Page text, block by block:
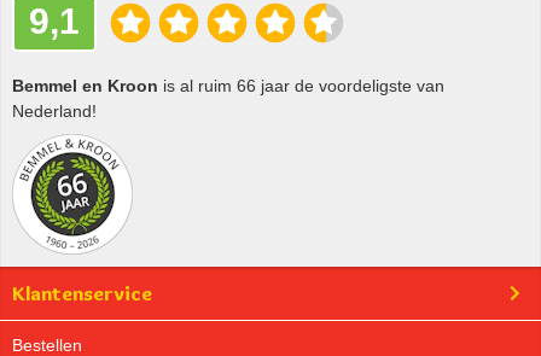
9,1
Bemmel en Kroon is al ruim 66 jaar de voordeligste van
Nederland!
Klantenservice
Bestellen